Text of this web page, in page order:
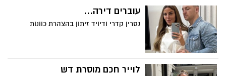
עוברים דירה...
נסרין קדרי ודיויד זיתון בהצהרת כוונות
לוייר חכם מוסרת דש